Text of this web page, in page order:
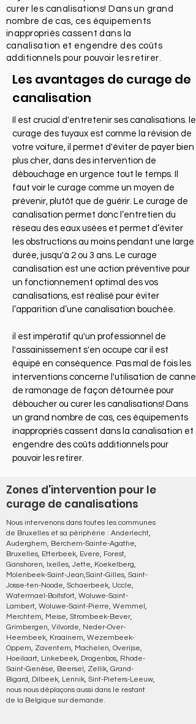
curer les canalisations! Dans un grand
nombre de cas, ces équipements
inappropriés cassent dans la
canalisation et engendre des coûts
additionnels pour pouvoir les retirer.
Les avantages de curage de
canalisation
Il est crucial d'entretenir ses canalisations. le
curage des tuyaux est comme la révision de
votre voiture, il permet d'éviter de payer bien
plus cher, dans des intervention de
débouchage en urgence tout le temps. Il
faut voir le curage comme un moyen de
prévenir, plutôt que de guérir. Le curage de
canalisation permet donc l’entretien du
réseau des eaux usées et permet d’éviter
les obstructions au moins pendant une large
durée, jusqu'à 2 ou 3 ans. Le curage
canalisation est une action préventive pour
un fonctionnement optimal des vos
canalisations, est réalisé pour éviter
l’apparition d’une canalisation bouchée.
​il est impératif qu'un professionnel de
l'assainissement s'en occupe car il est
équipé en conséquence. Pas mal de fois les
interventions concerne l'utilisation de canne
de ramonage de façon détournée pour
déboucher ou curer les canalisations! Dans
un grand nombre de cas, ces équipements
inappropriés cassent dans la canalisation et
engendre des coûts additionnels pour
pouvoir les retirer.
Zones d'intervention pour le
curage de canalisations
Nous intervenons dans toutes les communes
de Bruxelles et sa périphérie : Anderlecht,
Auderghem, Berchem-Sainte-Agathe,
Bruxelles, Etterbeek, Evere, Forest,
Ganshoren, Ixelles, Jette, Koekelberg,
Molenbeek-Saint-Jean,Saint-Gilles, Saint-
Josse-ten-Noode, Schaerbeek, Uccle,
Watermael-Boitsfort, Woluwe-Saint-
Lambert, Woluwe-Saint-Pierre, Wemmel,
Merchtem, Meise, Strombeek-Bever,
Grimbergen, Vilvorde, Neder-Over-
Heembeek, Kraainem, Wezembeek-
Oppem, Zaventem, Machelen, Overijse,
Hoeilaart, Linkebeek, Drogenbos, Rhode-
Saint-Genèse, Beersel, Zellik, Grand-
Bigard, Dilbeek, Lennik, Sint-Pieters-Leeuw,
nous nous déplaçons aussi dans le restant
de la Belgique sur demande.